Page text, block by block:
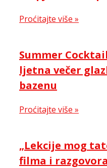
Proćitajte više »
Summer
ljetna večer
bazenu
Proćitajte više »
„Lekcije mog
filma i